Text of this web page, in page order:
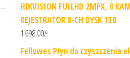
HIKVISION FULLHD 2MPX, 8
REJESTRATOR 8-CH DYSK 1TB
1 698,00zł
Fellowes Płyn do czyszczenia